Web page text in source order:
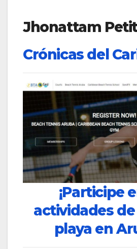
Jhonattam Petit
Crónicas del
¡Participe
actividades
playa en